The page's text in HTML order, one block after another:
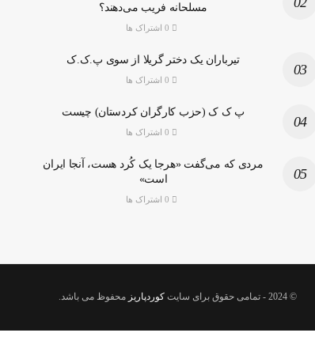
مسلحانه فریب می‌دهند؟
تیرباران یک دختر گریلا از سوی پ.ک.ک
پ ک ک (حزب کارگران کردستان) چیست
مردی که می‌گفت «هرجا یک کُرد هست، آنجا ایران
است»
© 2024 - تمامی حقوق برای سایتکوردپاریز محفوظ می باشد.